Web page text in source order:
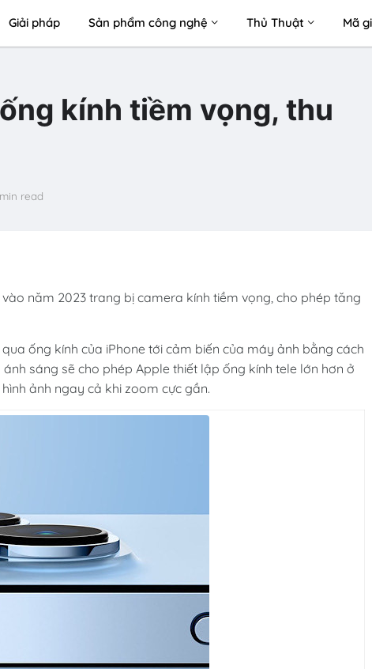
Giải pháp Sản phẩm công nghệ Thủ Thuật Mã
kính tiềm vọng, thu
read
năm 2023 trang bị camera kính tiềm vọng, cho phép tăng
ống kính của iPhone tới cảm biến của máy ảnh bằng cách
sáng sẽ cho phép Apple thiết lập ống kính tele lớn hơn ở
ảnh ngay cả khi zoom cực gần.